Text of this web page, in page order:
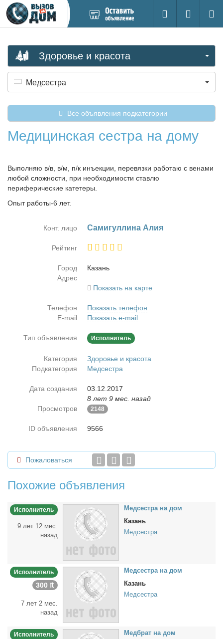
новое
Поиск
Вход на
Здоровье и красота
Медсестра
Все объявления подкатегории
Медицинская сестра на дому
Выполняю в/в, в/м, п/к инъекции, перевязки работаю с венами
любой сложности, при необходимости ставлю
периферические катетеры.
Опыт работы-6 лет.
Конт. лицо Са­ми­гул­ли­на Алия
Рейтинг
Город
Ка­зань
Адрес
Показать на карте
Телефон
Показать телефон
E-mail
Показать e-mail
Тип объявления Исполнитель
Категория
Здоровье и красота
Подкатегория
Медсестра
Дата создания
03.12.2017
8 лет 9 мес. назад
Просмотров
2148
ID объявления 9566
Пожаловаться
Похожие объявления
Исполнитель
9 лет 12 мес.
назад
Мед­сест­ра на дом
Казань
Медсестра
Исполнитель
300 ₶
7 лет 2 мес.
назад
Мед­сест­ра на дом
Казань
Медсестра
Исполнитель
Мед­брат на дом